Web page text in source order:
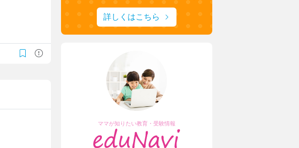
詳しくはこちら
ママが知りたい教育・受験情報